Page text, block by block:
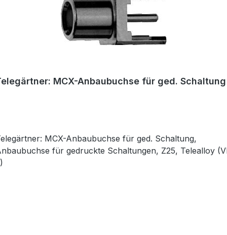
MCX-Anbaubuchse für ged. Schaltung
MCX-Anbaubuchse für ged. Schaltung,
für gedruckte Schaltungen, Z25, Telealloy